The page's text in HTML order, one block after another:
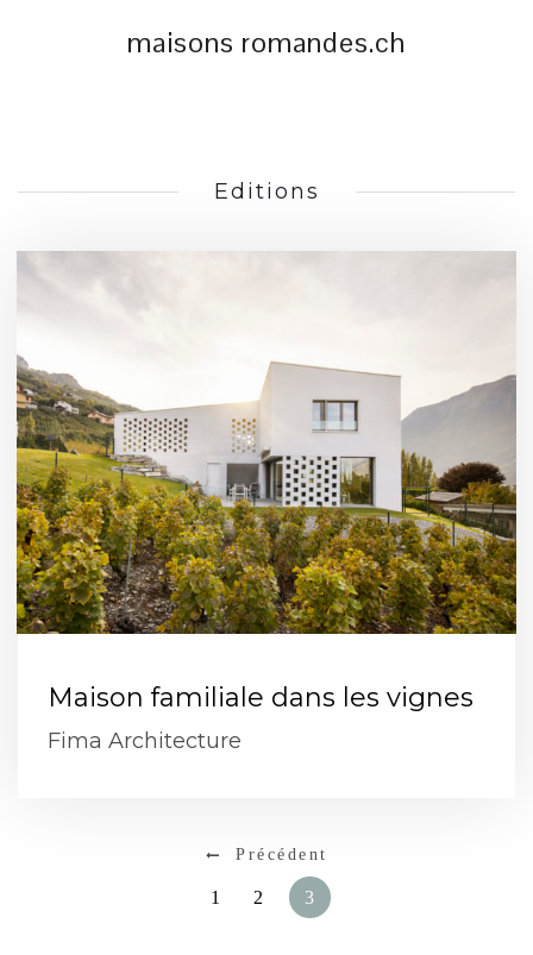
maisons romandes.ch
Editions
Maison familiale dans les vignes
Fima Architecture
Précédent
1 2 3